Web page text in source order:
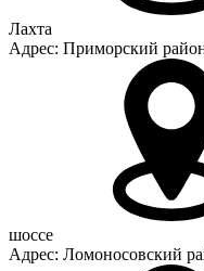
Лахта
Адрес: Приморский
шоссе
Адрес: Ломоносовский